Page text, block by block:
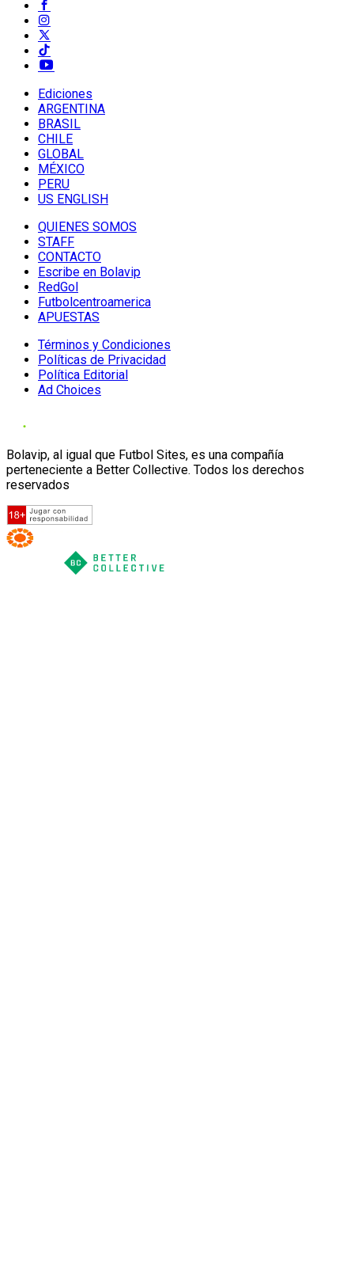
Ediciones
ARGENTINA
BRASIL
CHILE
GLOBAL
MÉXICO
PERU
US ENGLISH
QUIENES SOMOS
STAFF
CONTACTO
Escribe en Bolavip
RedGol
Futbolcentroamerica
APUESTAS
Términos y Condiciones
Políticas de Privacidad
Política Editorial
Ad Choices
Bolavip, al igual que Futbol Sites, es una compañía
perteneciente a Better Collective. Todos los derechos
reservados